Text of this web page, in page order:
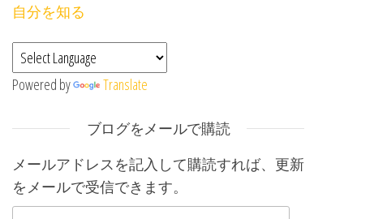
自分を知る
Powered by Translate
ブログをメールで購読
メールアドレスを記入して購読すれば、更新
をメールで受信できます。